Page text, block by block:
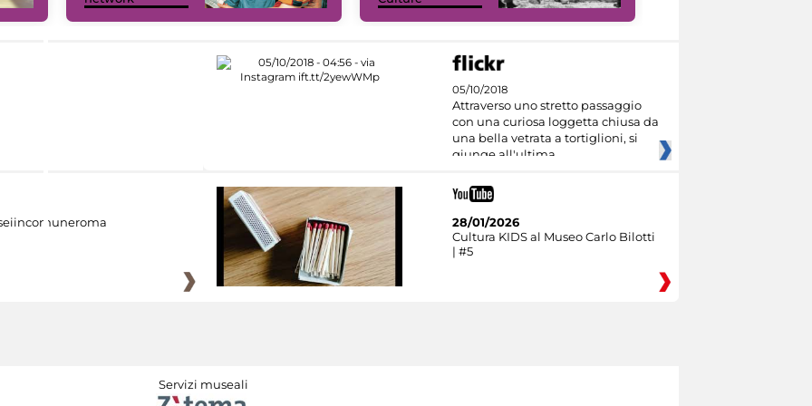
05/10/2018
Attraverso uno stretto passaggio
con una curiosa loggetta chiusa da
una bella vetrata a tortiglioni, si
giunge all'ultima
28/01/2026
Cultura KIDS al Museo Carlo Bilotti
| #5
Servizi museali